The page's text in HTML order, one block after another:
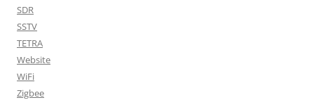
SDR
SSTV
TETRA
Website
WiFi
Zigbee